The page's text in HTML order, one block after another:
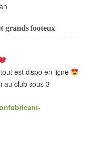
grands footeux
est dispo en ligne
au club sous 3